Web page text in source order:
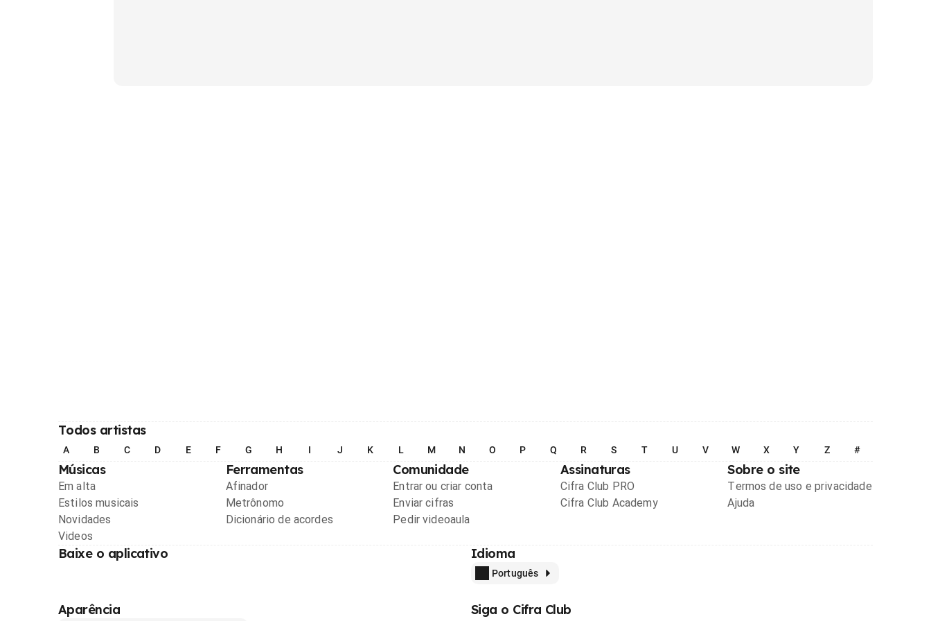
Todos artistas
A B C D E F G H I J K L M N O P Q R S T U V W X Y Z #
Músicas
Em alta
Estilos musicais
Novidades
Videos
Ferramentas
Afinador
Metrônomo
Dicionário de acordes
Comunidade
Entrar ou criar conta
Enviar cifras
Pedir videoaula
Assinaturas
Cifra Club PRO
Cifra Club Academy
Sobre o site
Termos de uso e privacidade
Ajuda
Baixe o aplicativo Idioma
Português
Aparência Siga o Cifra Club